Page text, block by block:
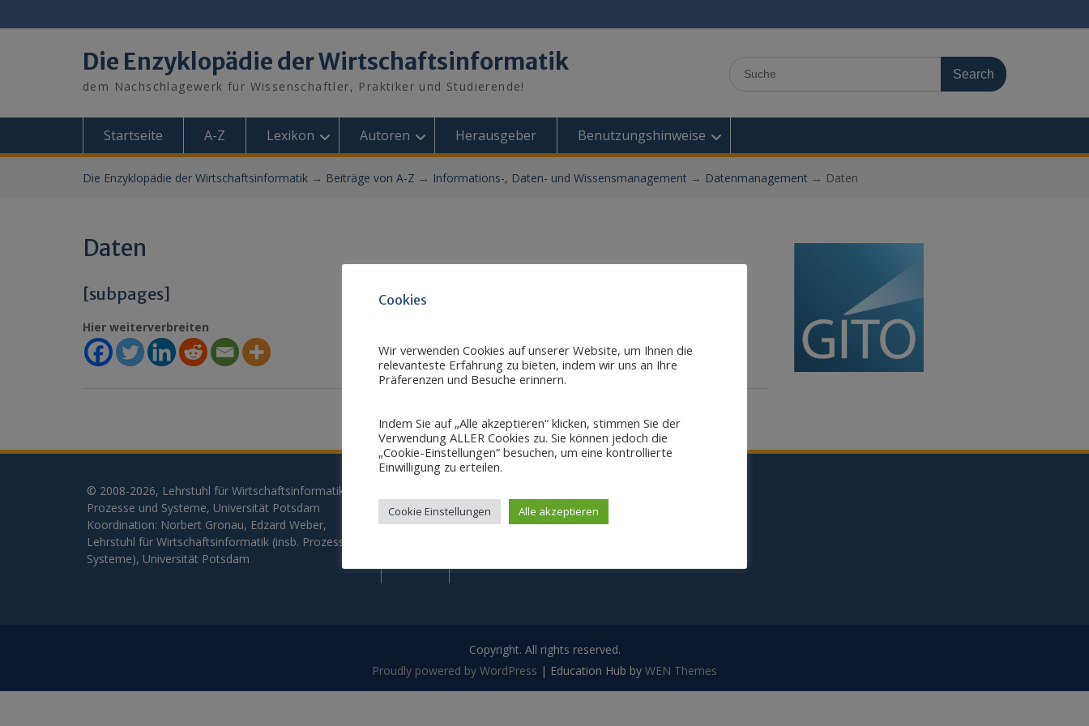
to
Die Enzyklopädie der Wirtschaftsinformatik
dem Nachschlagewerk für Wissenschaftler, Praktiker und Studierende!
Search
for:
Startseite A-Z Lexikon Autoren Herausgeber Benutzungshinweise
Die Enzyklopädie der Wirtschaftsinformatik → Beiträge von A-Z → Informations-, Daten- und Wissensmanagement → Datenmanagement → Daten
Daten
[subpages]
Hier weiterverbreiten
© 2008-2026, Lehrstuhl für Wirtschaftsinformatik,
Prozesse und Systeme, Universität Potsdam
Koordination: Norbert Gronau, Edzard Weber,
Lehrstuhl für Wirtschaftsinformatik (insb. Prozesse und
Systeme), Universität Potsdam
Copyright. All rights reserved.
Proudly powered by WordPress | Education Hub by WEN Themes
Cookies
Wir verwenden Cookies auf unserer Website, um Ihnen die
relevanteste Erfahrung zu bieten, indem wir uns an Ihre
Präferenzen und Besuche erinnern.
Indem Sie auf „Alle akzeptieren“ klicken, stimmen Sie der
Verwendung ALLER Cookies zu. Sie können jedoch die
„Cookie-Einstellungen“ besuchen, um eine kontrollierte
Einwilligung zu erteilen.
Cookie Einstellungen Alle akzeptieren